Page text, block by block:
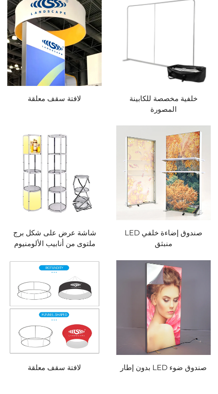
خلفية مخصصة للكابينة
المصورة
لافتة سقف معلقة
صندوق إضاءة خلفي LED
منبثق
شاشة عرض على شكل برج
ملتوى من أنابيب الألومنيوم
صندوق ضوء LED بدون إطار لافتة سقف معلقة